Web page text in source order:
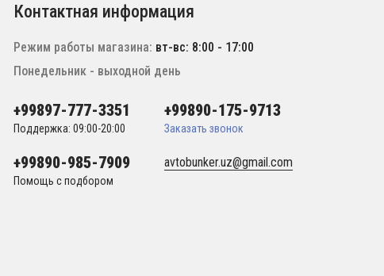
Контактная информация
Режим работы магазина: вт-вс: 8:00 - 17:00
Понедельник - выходной день
+99897-777-3351
Поддержка: 09:00-20:00
+99890-175-9713
Заказать звонок
+99890-985-7909
Помощь с подбором
avtobunker.uz@gmail.com